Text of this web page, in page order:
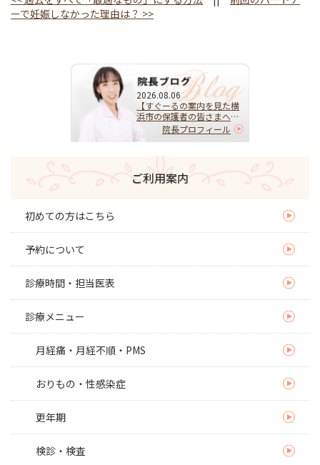
ーで妊娠しなかった理由は？ >>
2026.08.06
【すぐーるの案内を見た横
浜市の保護者の皆さまへ】
HPVワクチンを受けるべ
き？迷ったらまず相談を｜
な選択
院長プロフィール
ご利用案内
初めての方はこちら
予約について
診療時間・担当医表
診療メニュー
月経痛・月経不順・PMS
おりもの・性感染症
更年期
検診・検査